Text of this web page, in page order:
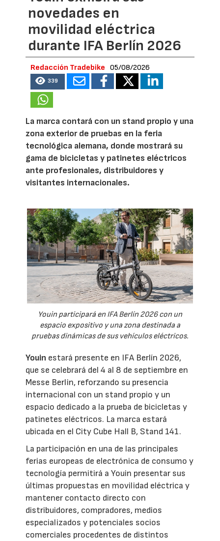
novedades en
movilidad eléctrica
durante IFA Berlín 2026
Redacción Tradebike 05/08/2026
339
La marca contará con un stand propio y una
zona exterior de pruebas en la feria
tecnológica alemana, donde mostrará su
gama de bicicletas y patinetes eléctricos
ante profesionales, distribuidores y
visitantes internacionales.
Youin participará en IFA Berlín 2026 con un
espacio expositivo y una zona destinada a
pruebas dinámicas de sus vehículos eléctricos.
Youin estará presente en IFA Berlín 2026,
que se celebrará del 4 al 8 de septiembre en
Messe Berlin, reforzando su presencia
internacional con un stand propio y un
espacio dedicado a la prueba de bicicletas y
patinetes eléctricos. La marca estará
ubicada en el City Cube Hall B, Stand 141.
La participación en una de las principales
ferias europeas de electrónica de consumo y
tecnología permitirá a Youin presentar sus
últimas propuestas en movilidad eléctrica y
mantener contacto directo con
distribuidores, compradores, medios
especializados y potenciales socios
comerciales procedentes de distintos